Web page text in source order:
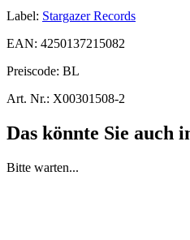
Label: Stargazer Records
EAN: 4250137215082
Preiscode: BL
Art. Nr.: X00301508-2
Das könnte Sie auch
Bitte warten...